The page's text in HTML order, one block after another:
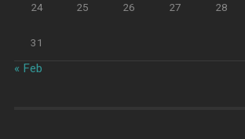
24 25 26 27 28
31
« Feb